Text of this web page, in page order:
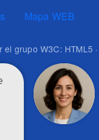
Mapa WEB
grupo W3C: HTML5 ·